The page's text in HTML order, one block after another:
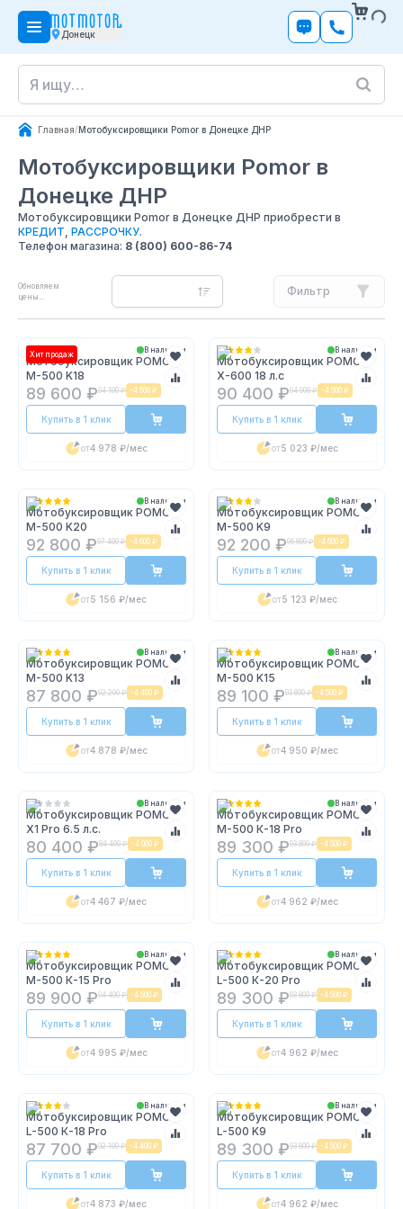
Донецк
Главная/Мотобуксировщики Pomor в Донецке ДНР
Мотобуксировщики Pomor в
Донецке ДНР
Мотобуксировщики Pomor в Донецке ДНР приобрести в
КРЕДИТ, РАССРОЧКУ.
Телефон магазина: 8 (800) 600-86-74
Обновляем
цены...
Фильтр
Хит продаж В наличии
Мотобуксировщик POMOR
M-500 K18
89 600 ₽94 100 ₽ -4 500 ₽
Купить в 1 клик
от4 978 ₽/мес
В наличии
Мотобуксировщик POMOR
X-600 18 л.с
90 400 ₽94 900 ₽ -4 500 ₽
Купить в 1 клик
от5 023 ₽/мес
В наличии
Мотобуксировщик POMOR
М-500 K20
92 800 ₽97 400 ₽ -4 600 ₽
Купить в 1 клик
от5 156 ₽/мес
В наличии
Мотобуксировщик POMOR
M-500 K9
92 200 ₽96 800 ₽ -4 600 ₽
Купить в 1 клик
от5 123 ₽/мес
В наличии
Мотобуксировщик POMOR
M-500 K13
87 800 ₽92 200 ₽ -4 400 ₽
Купить в 1 клик
от4 878 ₽/мес
В наличии
Мотобуксировщик POMOR
М-500 K15
89 100 ₽93 600 ₽ -4 500 ₽
Купить в 1 клик
от4 950 ₽/мес
В наличии
Мотобуксировщик POMOR
X1 Pro 6.5 л.с.
80 400 ₽84 400 ₽ -4 000 ₽
Купить в 1 клик
от4 467 ₽/мес
В наличии
Мотобуксировщик POMOR
M-500 К-18 Pro
89 300 ₽93 800 ₽ -4 500 ₽
Купить в 1 клик
от4 962 ₽/мес
В наличии
Мотобуксировщик POMOR
M-500 К-15 Pro
89 900 ₽94 400 ₽ -4 500 ₽
Купить в 1 клик
от4 995 ₽/мес
В наличии
Мотобуксировщик POMOR
L-500 К-20 Pro
89 300 ₽93 800 ₽ -4 500 ₽
Купить в 1 клик
от4 962 ₽/мес
В наличии
Мотобуксировщик POMOR
L-500 К-18 Pro
87 700 ₽92 100 ₽ -4 400 ₽
Купить в 1 клик
от4 873 ₽/мес
В наличии
Мотобуксировщик POMOR
L-500 K9
89 300 ₽93 800 ₽ -4 500 ₽
Купить в 1 клик
от4 962 ₽/мес